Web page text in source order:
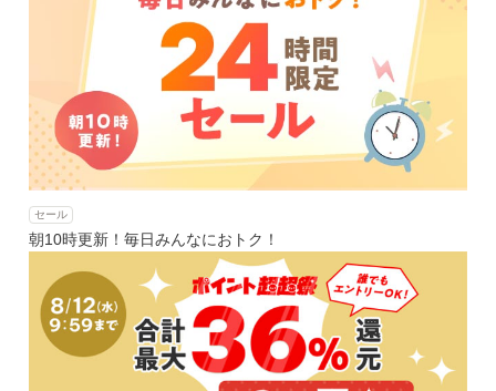
セール
朝10時更新！毎日みんなにおトク！